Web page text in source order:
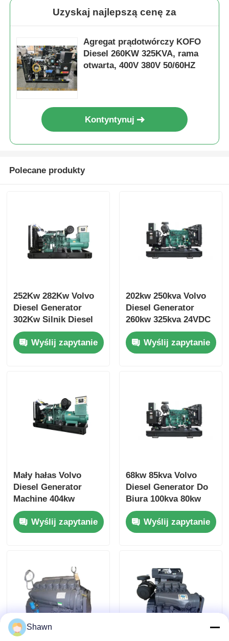
Uzyskaj najlepszą cenę za
Agregat prądotwórczy KOFO
Diesel 260KW 325KVA, rama
otwarta, 400V 380V 50/60HZ
Kontyntynuj
Polecane produkty
252Kw 282Kw Volvo
Diesel Generator
302Kw Silnik Diesel
Generator System
chłodzenia
Wyślij zapytanie
202kw 250kva Volvo
Diesel Generator
260kw 325kva 24VDC
Otwarty zestaw
generatorów Diesel
Wyślij zapytanie
Mały hałas Volvo
Diesel Generator
Machine 404kw
500kva 473kw
587.5kva Marine
Genset Diesel
Wyślij zapytanie
68kw 85kva Volvo
Diesel Generator Do
Biura 100kva 80kw
Diesel Generator
Wyślij zapytanie
Shawn